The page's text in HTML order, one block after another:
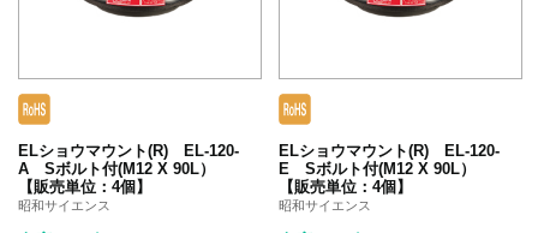
ELショウマウント(R) EL-120-
A Sボルト付(M12 X 90L）
【販売単位：4個】
昭和サイエンス
ELショウマウント(R) EL-120-
E Sボルト付(M12 X 90L）
【販売単位：4個】
昭和サイエンス